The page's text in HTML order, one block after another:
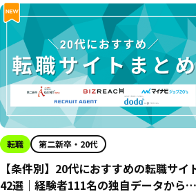
転職 第二新卒・20代
【条件別】20代におすすめの転職サイ
42選｜経験者111名の独自データから導